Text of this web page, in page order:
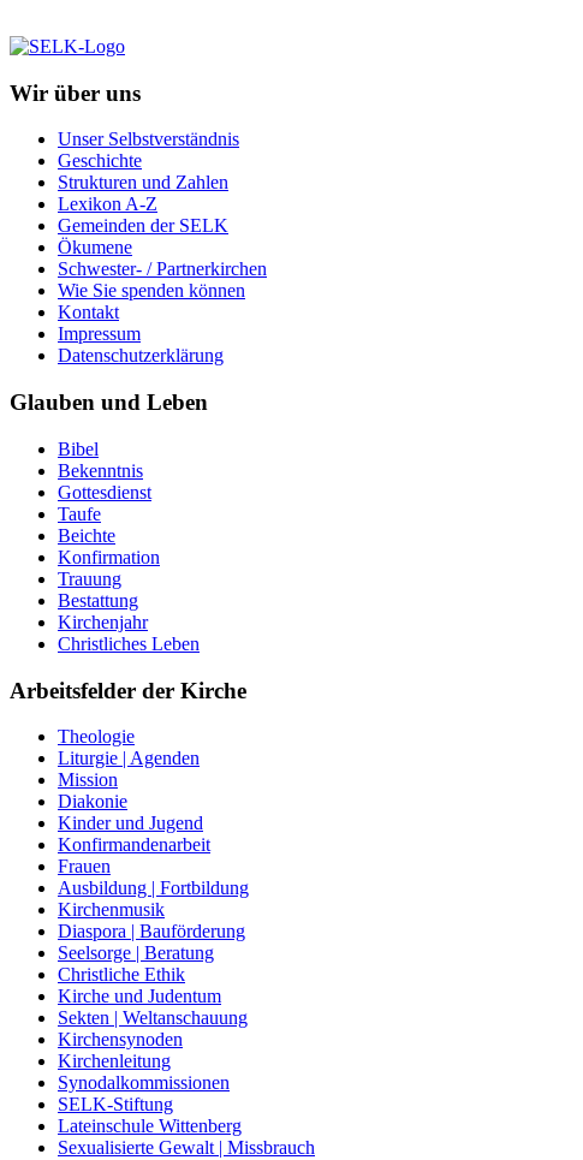
Wir über uns
Unser Selbstverständnis
Geschichte
Strukturen und Zahlen
Lexikon A-Z
Gemeinden der SELK
Ökumene
Schwester- / Partnerkirchen
Wie Sie spenden können
Kontakt
Impressum
Datenschutzerklärung
Glauben und Leben
Bibel
Bekenntnis
Gottesdienst
Taufe
Beichte
Konfirmation
Trauung
Bestattung
Kirchenjahr
Christliches Leben
Arbeitsfelder der Kirche
Theologie
Liturgie | Agenden
Mission
Diakonie
Kinder und Jugend
Konfirmandenarbeit
Frauen
Ausbildung | Fortbildung
Kirchenmusik
Diaspora | Bauförderung
Seelsorge | Beratung
Christliche Ethik
Kirche und Judentum
Sekten | Weltanschauung
Kirchensynoden
Kirchenleitung
Synodalkommissionen
SELK-Stiftung
Lateinschule Wittenberg
Sexualisierte Gewalt | Missbrauch